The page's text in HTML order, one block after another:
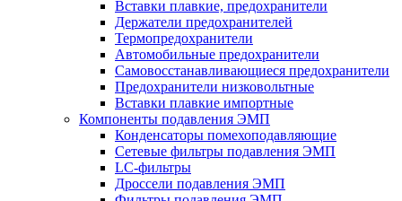
Вставки плавкие, предохранители
Держатели предохранителей
Термопредохранители
Автомобильные предохранители
Самовосстанавливающиеся предохранители
Предохранители низковольтные
Вставки плавкие импортные
Компоненты подавления ЭМП
Конденсаторы помехоподавляющие
Сетевые фильтры подавления ЭМП
LC-фильтры
Дроссели подавления ЭМП